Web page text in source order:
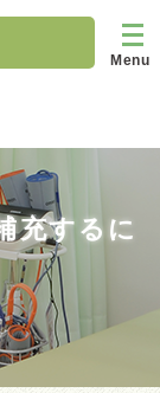
Menu
充するに